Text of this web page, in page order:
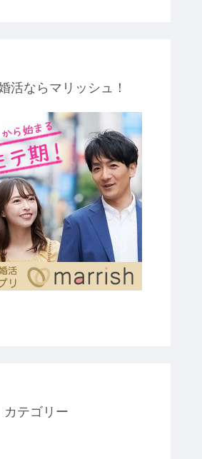
活ならマリッシュ！
カテゴリー